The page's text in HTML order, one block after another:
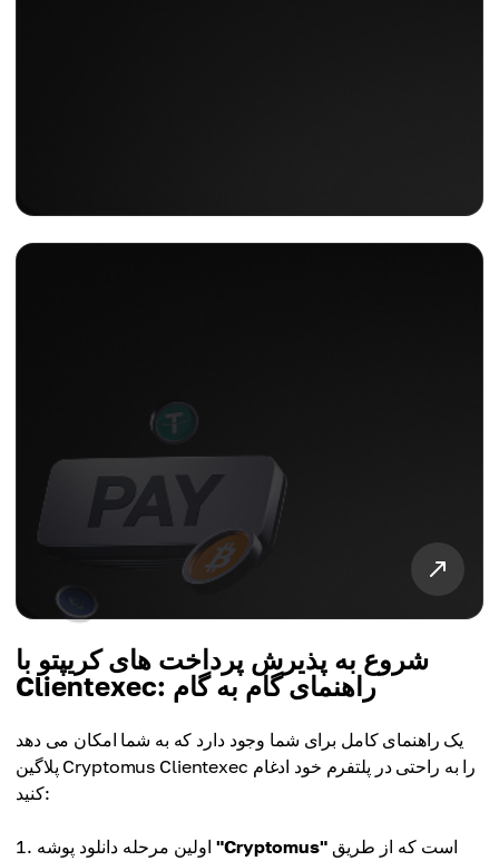
شروع به پذیرش پرداخت های کریپتو با
Clientexec: راهنمای گام به گام
یک راهنمای کامل برای شما وجود دارد که به شما امکان می دهد
پلاگین Cryptomus Clientexec را به راحتی در پلتفرم خود ادغام
کنید:
"Cryptomus"